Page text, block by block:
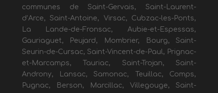
communes de Saint-Gervais, Saint-Laurent-
d’Arce, Saint-Antoine, Virsac, Cubzac-les-Ponts,
La Lande-de-Fronsac, Aubie-et-Espessas,
Gauriaguet, Peujard, Mombrier, Bourg, Saint-
Seurin-de-Cursac, Saint-Vincent-de-Paul, Prignac-
et-Marcamps, Tauriac, Saint-Trojan, Saint-
Androny, Lansac, Samonac, Teuillac, Comps,
Pugnac, Berson, Marcillac, Villegouge, Saint-